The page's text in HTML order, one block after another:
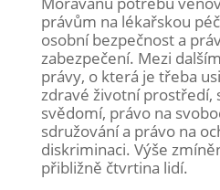
právům na lékařskou
osobní bezpečnost a
zabezpečení. Mezi
právy, o která je třeba
zdravé životní prostředí,
svědomí, právo na
sdružování a právo na
diskriminaci. Výše
přibližně čtvrtina lidí.